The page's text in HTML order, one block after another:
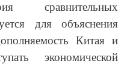
сравнительных
для объяснения
Китая и
экономической